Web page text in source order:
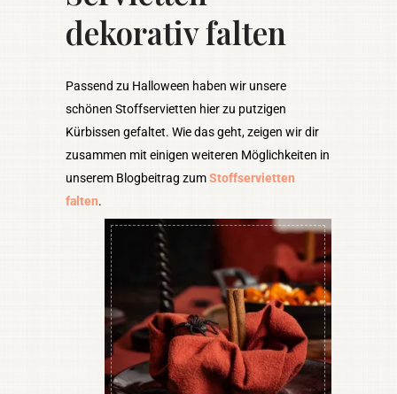
dekorativ falten
Passend zu Halloween haben wir unsere
schönen Stoffservietten hier zu putzigen
Kürbissen gefaltet. Wie das geht, zeigen wir dir
zusammen mit einigen weiteren Möglichkeiten in
unserem Blogbeitrag zumStoffservietten
falten.